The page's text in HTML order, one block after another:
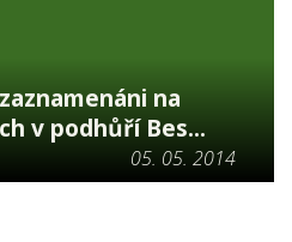
na
v podhůří Bes...
05. 05. 2014